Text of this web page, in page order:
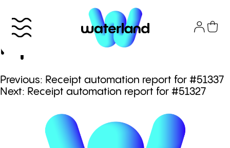
content
Το πάρκο
Attractions
Receipt automation
report for #51332
Πλοήγηση
άρθρων
Previous: Receipt automation report for #51337
Next: Receipt automation report for #51327